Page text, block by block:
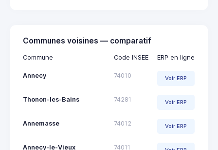
Communes voisines — comparatif
Commune Code INSEE ERP en ligne
Annecy 74010 Voir ERP
Thonon-les-Bains 74281 Voir ERP
Annemasse 74012 Voir ERP
Annecy-le-Vieux 74011